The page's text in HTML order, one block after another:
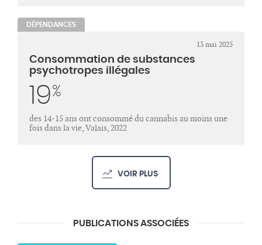
DÉPENDANCES
13 mai 2025
Consommation de substances
psychotropes illégales
19%
des 14-15 ans ont consommé du cannabis au moins une
fois dans la vie, Valais, 2022
VOIR PLUS
PUBLICATIONS ASSOCIÉES